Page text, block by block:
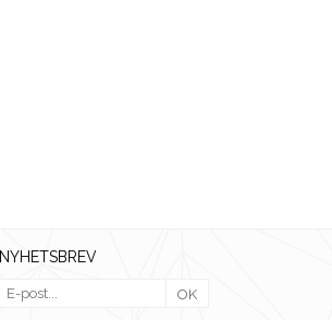
NYHETSBREV
OK